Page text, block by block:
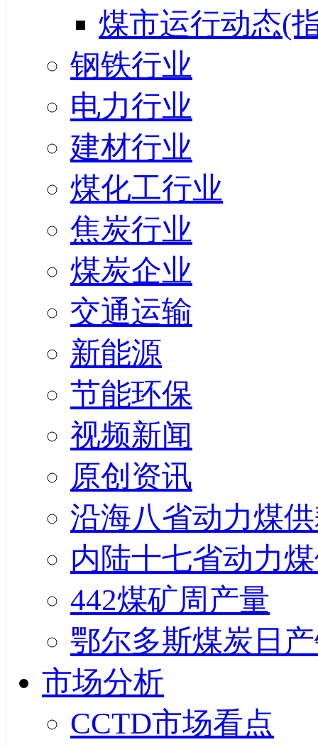
煤市运行动态(
钢铁行业
电力行业
建材行业
煤化工行业
焦炭行业
煤炭企业
交通运输
新能源
节能环保
视频新闻
原创资讯
沿海八省动力煤
内陆十七省动力
442煤矿周产量
鄂尔多斯煤炭日
市场分析
CCTD市场看点